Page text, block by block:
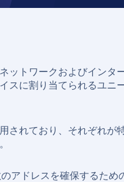
ットワークおよびインタ
スに割り当てられるユニ
されており、それぞれが
アドレスを確保するため